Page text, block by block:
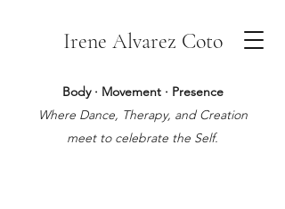
Irene Alvarez Coto
Body · Movement · Presence
Where Dance, Therapy, and Creation
meet to celebrate the Self.